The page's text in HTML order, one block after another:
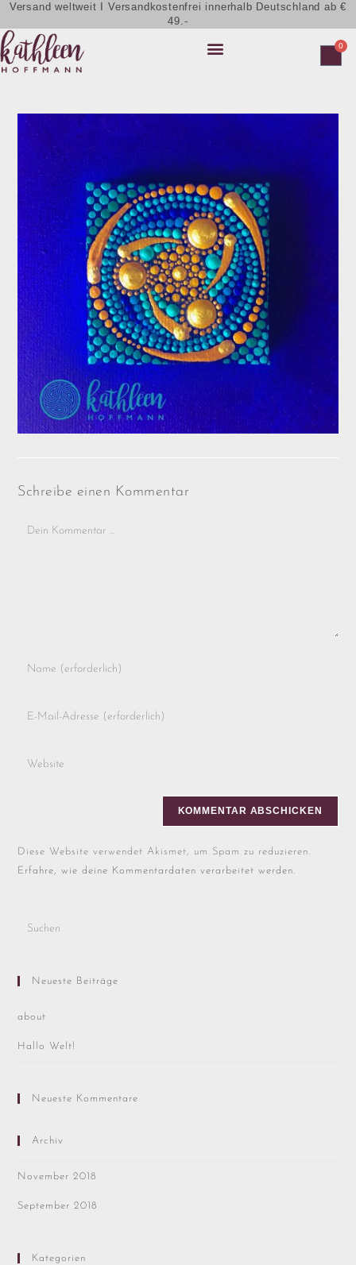
Versand weltweit I Versandkostenfrei innerhalb Deutschland ab €
49.-
0
Schreibe einen Kommentar
Diese Website verwendet Akismet, um Spam zu reduzieren.
Erfahre, wie deine Kommentardaten verarbeitet werden.
Neueste Beiträge
about
Hallo Welt!
Neueste Kommentare
Archiv
November 2018
September 2018
Kategorien